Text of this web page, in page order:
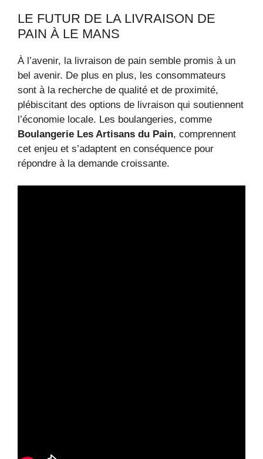
LE FUTUR DE LA LIVRAISON DE
PAIN À LE MANS
À l’avenir, la livraison de pain semble promis à un
bel avenir. De plus en plus, les consommateurs
sont à la recherche de qualité et de proximité,
plébiscitant des options de livraison qui soutiennent
l’économie locale. Les boulangeries, comme
Boulangerie Les Artisans du Pain, comprennent
cet enjeu et s’adaptent en conséquence pour
répondre à la demande croissante.